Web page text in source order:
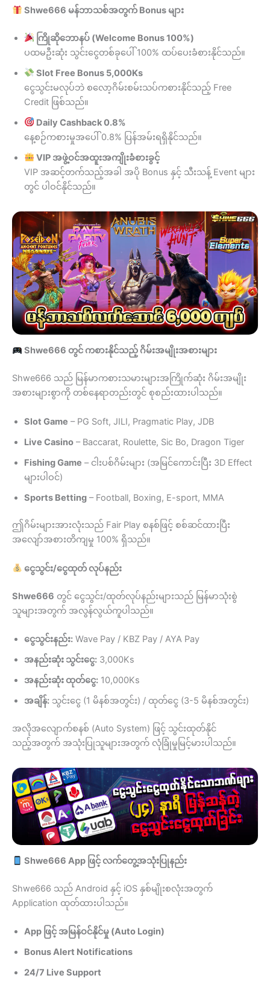
Shwe666 မန်ဘာသစ်အတွက် Bonus များ
ကြိုဆိုဘောနပ် (Welcome Bonus 100%)
ပထမဦးဆုံး သွင်းငွေတစ်ခုပေါ် 100% ထပ်ပေးခံစားနိုင်သည်။
Slot Free Bonus 5,000Ks
ငွေသွင်းမလုပ်ဘဲ စလော့ဂိမ်းစမ်းသပ်ကစားနိုင်သည့် Free
Credit ဖြစ်သည်။
Daily Cashback 0.8%
နေ့စဉ်ကစားမှုအပေါ် 0.8% ပြန်အမ်းရရှိနိုင်သည်။
VIP အဖွဲ့ဝင်အထူးအကျိုးခံစားခွင့်
VIP အဆင့်တက်သည့်အခါ အပို Bonus နှင့် သီးသန့် Event များ
တွင် ပါဝင်နိုင်သည်။
Shwe666 တွင် ကစားနိုင်သည့် ဂိမ်းအမျိုးအစားများ
Shwe666 သည် မြန်မာကစားသမားများအကြိုက်ဆုံး ဂိမ်းအမျိုး
အစားများစွာကို တစ်နေရာတည်းတွင် စုစည်းထားပါသည်။
Slot Game – PG Soft, JILI, Pragmatic Play, JDB
Live Casino – Baccarat, Roulette, Sic Bo, Dragon Tiger
Fishing Game – ငါးပစ်ဂိမ်းများ (အမြင်ကောင်းပြီး 3D Effect
များပါဝင်)
Sports Betting – Football, Boxing, E-sport, MMA
ဤဂိမ်းများအားလုံးသည် Fair Play စနစ်ဖြင့် စစ်ဆင်ထားပြီး
အလျော်အစားတိကျမှု 100% ရှိသည်။
ငွေသွင်း/ငွေထုတ် လုပ်နည်း
Shwe666 တွင် ငွေသွင်း/ထုတ်လုပ်နည်းများသည် မြန်မာသုံးစွဲ
သူများအတွက် အလွန်လွယ်ကူပါသည်။
ငွေသွင်းနည်း: Wave Pay / KBZ Pay / AYA Pay
အနည်းဆုံး သွင်းငွေ: 3,000Ks
အနည်းဆုံး ထုတ်ငွေ: 10,000Ks
အချိန်: သွင်းငွေ (1 မိနစ်အတွင်း) / ထုတ်ငွေ (3-5 မိနစ်အတွင်း)
အလိုအလျောက်စနစ် (Auto System) ဖြင့် သွင်းထုတ်နိုင်
သည့်အတွက် အသုံးပြုသူများအတွက် လုံခြုံမှုမြင့်မားပါသည်။
Shwe666 App ဖြင့် လက်တွေ့အသုံးပြုနည်း
Shwe666 သည် Android နှင့် iOS နှစ်မျိုးစလုံးအတွက်
Application ထုတ်ထားပါသည်။
App ဖြင့် အမြန်ဝင်နိုင်မှု (Auto Login)
Bonus Alert Notifications
24/7 Live Support